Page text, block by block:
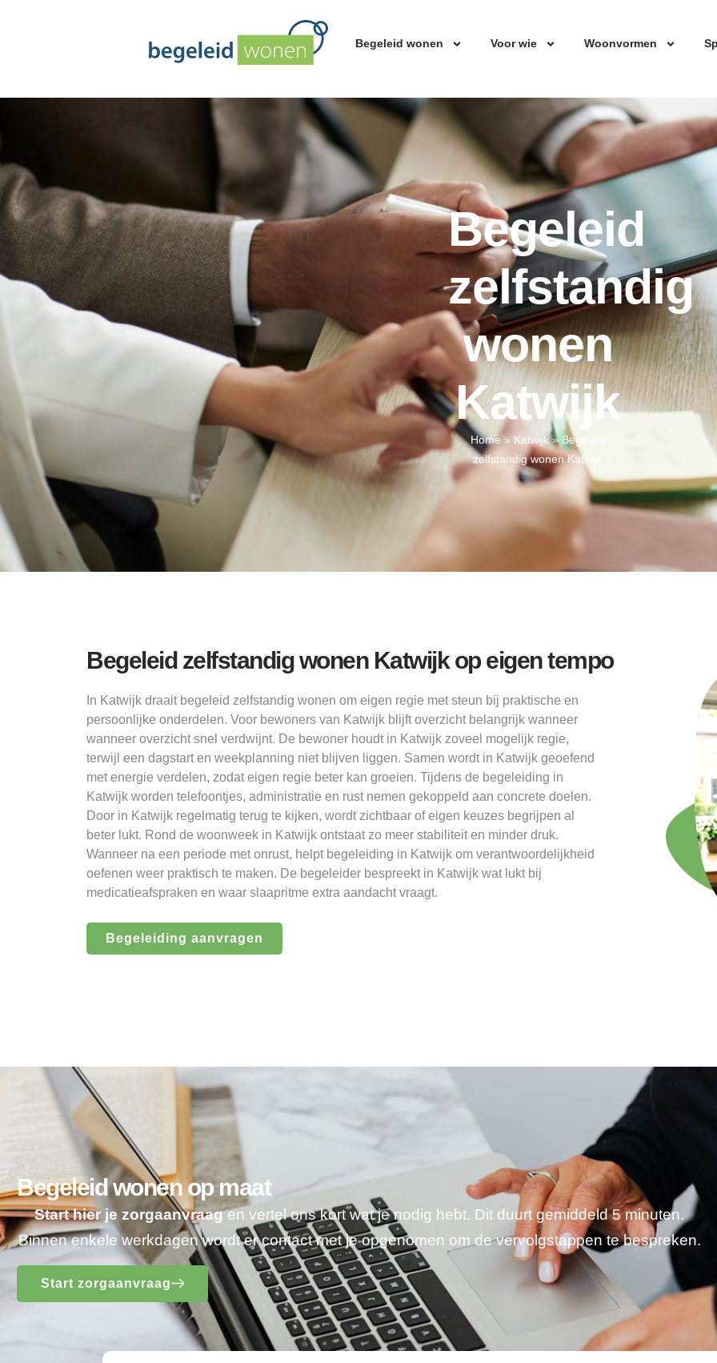
Begeleid wonen Voor wie Woonvormen
Begeleid
zelfstandig
wonen
Katwijk
Home » Katwijk» Begeleid
zelfstandig wonen Katwijk
Begeleid zelfstandig wonen Katwijk op eigen tempo
In Katwijk draait begeleid zelfstandig wonen om eigen regie met steun bij praktische en
persoonlijke onderdelen. Voor bewoners van Katwijk blijft overzicht belangrijk wanneer
wanneer overzicht snel verdwijnt. De bewoner houdt in Katwijk zoveel mogelijk regie,
terwijl een dagstart en weekplanning niet blijven liggen. Samen wordt in Katwijk geoefend
met energie verdelen, zodat eigen regie beter kan groeien. Tijdens de begeleiding in
Katwijk worden telefoontjes, administratie en rust nemen gekoppeld aan concrete doelen.
Door in Katwijk regelmatig terug te kijken, wordt zichtbaar of eigen keuzes begrijpen al
beter lukt. Rond de woonweek in Katwijk ontstaat zo meer stabiliteit en minder druk.
Wanneer na een periode met onrust, helpt begeleiding in Katwijk om verantwoordelijkheid
oefenen weer praktisch te maken. De begeleider bespreekt in Katwijk wat lukt bij
medicatieafspraken en waar slaapritme extra aandacht vraagt.
Begeleiding aanvragen
Begeleid wonen op maat
Start hier je zorgaanvraagen vertel ons kort wat je nodig hebt. Dit duurt gemiddeld 5 minuten.
Binnen enkele werkdagen wordt er contact met je opgenomen om de vervolgstappen te bespreken.
Start zorgaanvraag